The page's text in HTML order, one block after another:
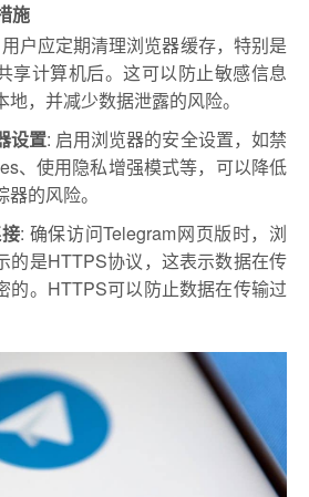
施
用户应定期清理浏览器缓存，特别是
享计算机后。这可以防止敏感信息
，并减少数据泄露的风险。
设置: 启用浏览器的安全设置，如禁
、使用隐私增强模式等，可以降低
的风险。
: 确保访问Telegram网页版时，浏
的是HTTPS协议，这表示数据在传
的。HTTPS可以防止数据在传输过